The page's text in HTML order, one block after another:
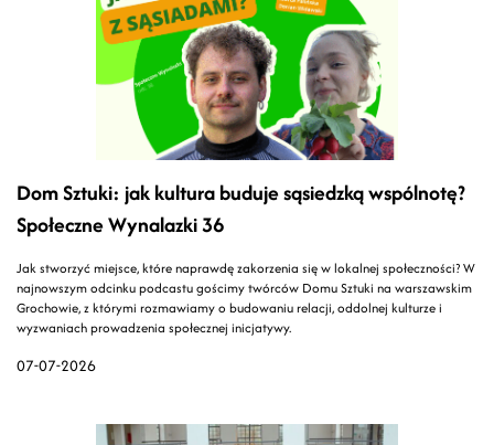
07-07-2026
Dom Sztuki: jak kultura buduje sąsiedzką wspólnotę?
Społeczne Wynalazki 36
Jak stworzyć miejsce, które naprawdę zakorzenia się w lokalnej społeczności? W
najnowszym odcinku podcastu gościmy twórców Domu Sztuki na warszawskim
Grochowie, z którymi rozmawiamy o budowaniu relacji, oddolnej kulturze i
wyzwaniach prowadzenia społecznej inicjatywy.